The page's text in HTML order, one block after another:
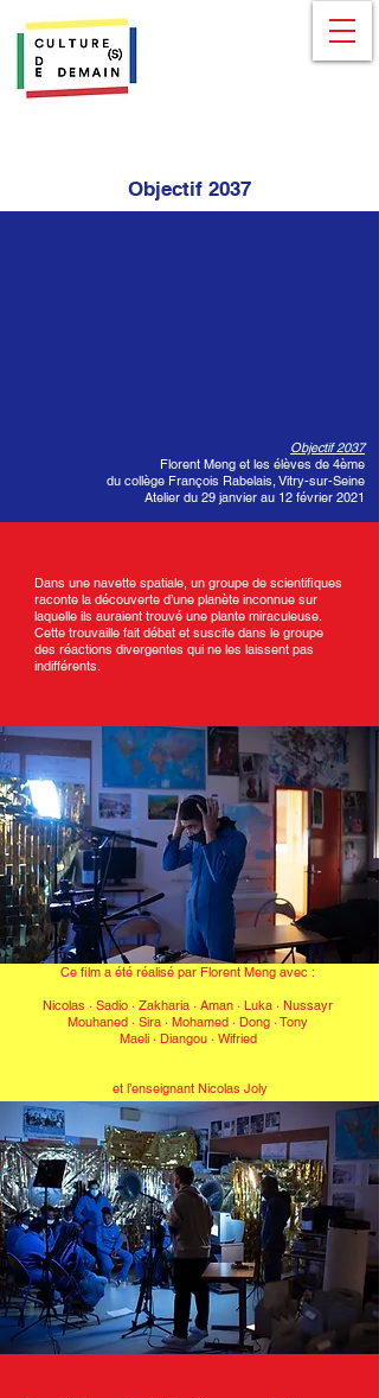
Objectif 2037
Objectif 2037
Florent Meng et les élèves de 4ème
du collège François Rabelais, Vitry-sur-Seine
Atelier du 29 janvier au 12 février 2021
Dans une navette spatiale, un groupe de scientifiques
raconte la découverte d’une planète inconnue sur
laquelle ils auraient trouvé une plante miraculeuse.
Cette trouvaille fait débat et suscite dans le groupe
des réactions divergentes qui ne les laissent pas
indifférents.
Ce film a été réalisé par Florent Meng avec :
Nicolas · Sadio · Zakharia · Aman · Luka · Nussayr
Mouhaned · Sira · Mohamed · Dong · Tony
Maeli · Diangou · Wifried
et l’enseignant Nicolas Joly